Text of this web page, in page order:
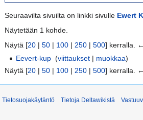
Seuraavilta sivuilta on linkki sivulle Ewert
Näytetään 1 kohde.
Näytä [20 | 50 | 100 | 250 | 500] kerralla.
Eevert-kup ‎(viittaukset | muokkaa)
Näytä [20 | 50 | 100 | 250 | 500] kerralla.
Tietosuojakäytäntö Tietoja Deltawikistä